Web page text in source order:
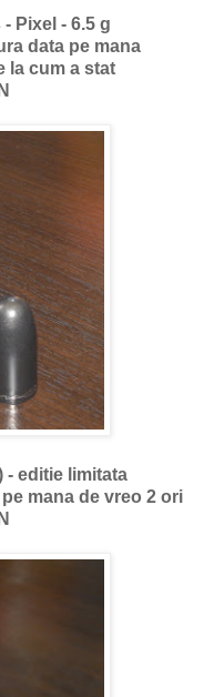
Pixel - 6.5 g
data pe mana
la cum a stat
- editie limitata
mana de vreo 2 ori